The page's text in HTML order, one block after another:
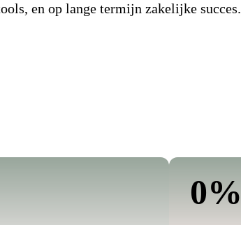
en op lange termijn zakelijke succes.
0%